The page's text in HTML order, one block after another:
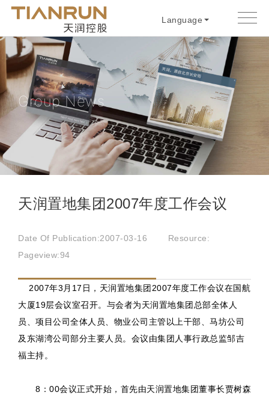
Language
Group News
天润置地集团2007年度工作会议
Date Of Publication:2007-03-16
Resource:
Pageview:94
2007年3月17日，天润置地集团2007年度工作会议在国航
大厦19层会议室召开。与会者为天润置地集团总部全体人
员、项目公司全体人员、物业公司主管以上干部、马坊公司
及东湖湾公司部分主要人员。会议由集团人事行政总监邹吉
福主持。
8：00会议正式开始，首先由天润置地集团董事长贾树森